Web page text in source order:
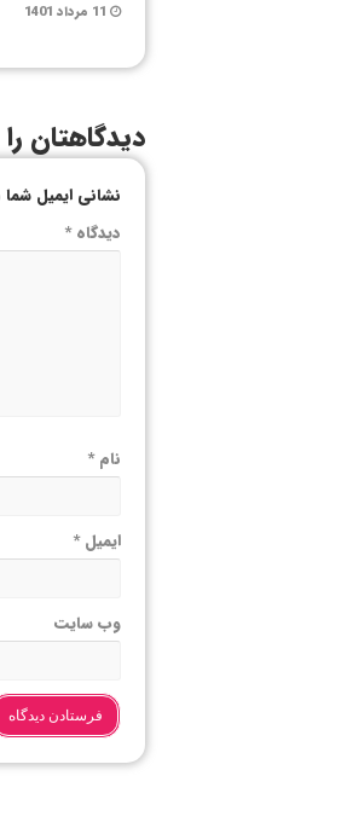
11 مرداد 1401
دیدگاهتان
نشانی ایمیل
دیدگاه*
نام*
ایمیل*
وب‌ سایت